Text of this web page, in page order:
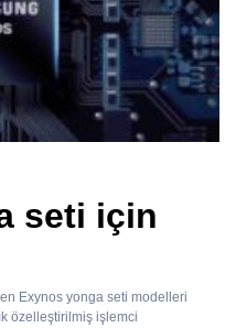
seti için
Exynos yonga seti modelleri
özelleştirilmiş işlemci